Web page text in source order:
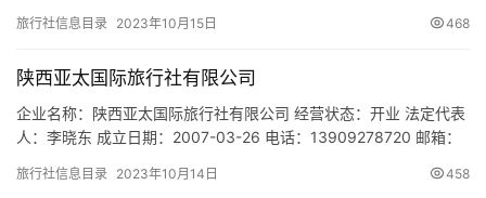
91610104MAC4CWX720 注册地址：陕西省西安市莲湖区西斜路
企业管理；技术服务、技术…
旅行社信息目录 2023年10月15日 468
陕西亚太国际旅行社有限公司
企业名称：陕西亚太国际旅行社有限公司 经营状态：开业 法定代表
人：李晓东 成立日期：2007-03-26 电话：13909278720 邮箱：
9161010279793837XR 注册地址：陕西省西安市碑林区东大街107
旅行社信息目录 2023年10月14日 458